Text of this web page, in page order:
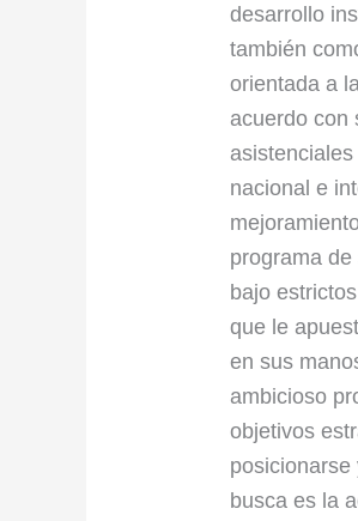
desarrollo
también
orientada a
acuerdo con
nacional e
programa
bajo
que le
en sus
ambicioso
objetivos
posicionarse
busca es la